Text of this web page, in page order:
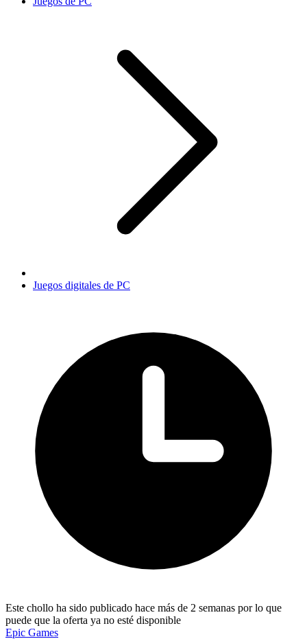
Juegos digitales de PC
Este chollo ha sido publicado hace más de 2 semanas por lo que
puede que la oferta ya no esté disponible
Epic Games